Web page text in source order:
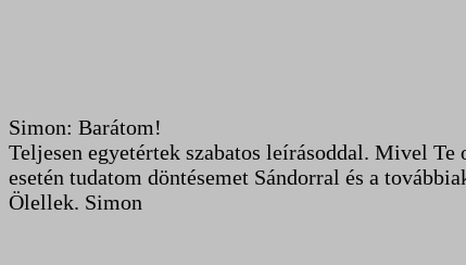
Simon: Barátom!
Teljesen egyetértek szabatos leírásoddal. Mivel
esetén tudatom döntésemet Sándorral és a
Ölellek. Simon